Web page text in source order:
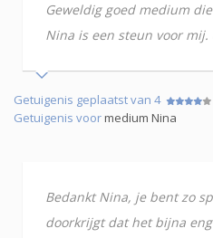
Geweldig goed medium
Nina is een steun voor mij.
Getuigenis geplaatst van 4
Getuigenis voormedium Nina
Bedankt Nina, je bent zo
doorkrijgt dat het bijna